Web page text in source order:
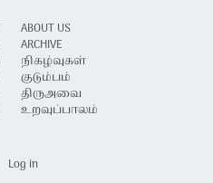
ABOUT US
ARCHIVE
நிகழ்வுகள்
குடும்பம்
திருஅவை
உறவுப்பாலம்
Log in